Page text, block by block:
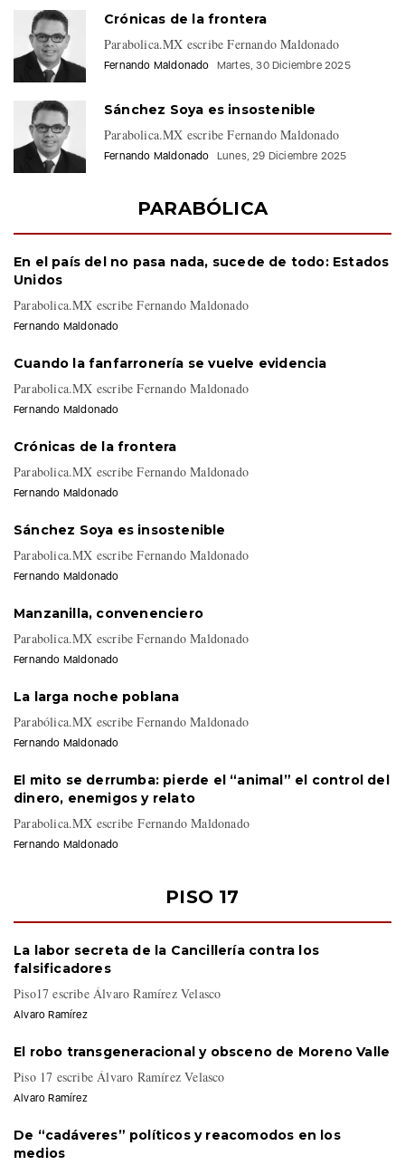
Crónicas de la frontera
Parabolica.MX escribe Fernando Maldonado
Fernando Maldonado Martes, 30 Diciembre 2025
Sánchez Soya es insostenible
Parabolica.MX escribe Fernando Maldonado
Fernando Maldonado Lunes, 29 Diciembre 2025
PARABÓLICA
En el país del no pasa nada, sucede de todo: Estados
Unidos
Parabolica.MX escribe Fernando Maldonado
Fernando Maldonado
Cuando la fanfarronería se vuelve evidencia
Parabolica.MX escribe Fernando Maldonado
Fernando Maldonado
Crónicas de la frontera
Parabolica.MX escribe Fernando Maldonado
Fernando Maldonado
Sánchez Soya es insostenible
Parabolica.MX escribe Fernando Maldonado
Fernando Maldonado
Manzanilla, convenenciero
Parabolica.MX escribe Fernando Maldonado
Fernando Maldonado
La larga noche poblana
Parabólica.MX escribe Fernando Maldonado
Fernando Maldonado
El mito se derrumba: pierde el “animal” el control del
dinero, enemigos y relato
Parabolica.MX escribe Fernando Maldonado
Fernando Maldonado
PISO 17
La labor secreta de la Cancillería contra los
falsificadores
Piso17 escribe Álvaro Ramírez Velasco
Alvaro Ramírez
El robo transgeneracional y obsceno de Moreno Valle
Piso 17 escribe Álvaro Ramírez Velasco
Alvaro Ramírez
De “cadáveres” políticos y reacomodos en los
medios